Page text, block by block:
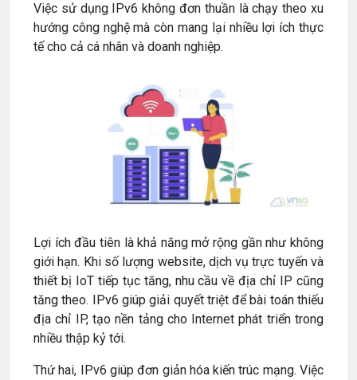
Việc sử dụng IPv6 không đơn thuần là chạy theo xu
hướng công nghệ mà còn mang lại nhiều lợi ích thực
tế cho cả cá nhân và doanh nghiệp.
Lợi ích đầu tiên là khả năng mở rộng gần như không
giới hạn. Khi số lượng website, dịch vụ trực tuyến và
thiết bị IoT tiếp tục tăng, nhu cầu về địa chỉ IP cũng
tăng theo. IPv6 giúp giải quyết triệt để bài toán thiếu
địa chỉ IP, tạo nền tảng cho Internet phát triển trong
nhiều thập kỷ tới.
Thứ hai, IPv6 giúp đơn giản hóa kiến trúc mạng. Việc